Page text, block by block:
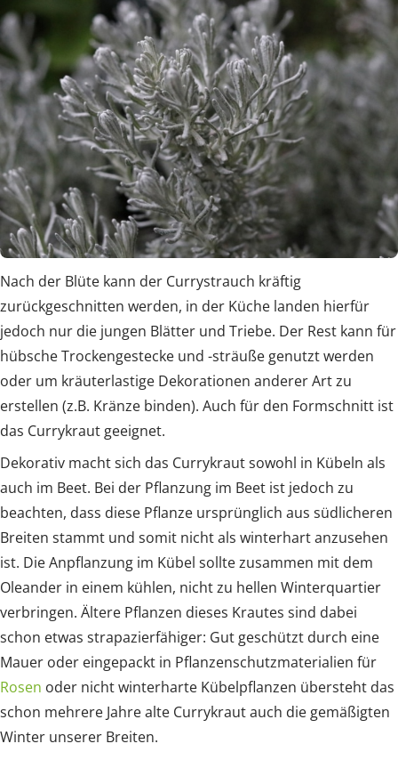
Nach der Blüte kann der Currystrauch kräftig
zurückgeschnitten werden, in der Küche landen hierfür
jedoch nur die jungen Blätter und Triebe. Der Rest kann für
hübsche Trockengestecke und -sträuße genutzt werden
oder um kräuterlastige Dekorationen anderer Art zu
erstellen (z.B. Kränze binden). Auch für den Formschnitt ist
das Currykraut geeignet.
Dekorativ macht sich das Currykraut sowohl in Kübeln als
auch im Beet. Bei der Pflanzung im Beet ist jedoch zu
beachten, dass diese Pflanze ursprünglich aus südlicheren
Breiten stammt und somit nicht als winterhart anzusehen
ist. Die Anpflanzung im Kübel sollte zusammen mit dem
Oleander in einem kühlen, nicht zu hellen Winterquartier
verbringen. Ältere Pflanzen dieses Krautes sind dabei
schon etwas strapazierfähiger: Gut geschützt durch eine
Mauer oder eingepackt in Pflanzenschutzmaterialien für
Rosen oder nicht winterharte Kübelpflanzen übersteht das
schon mehrere Jahre alte Currykraut auch die gemäßigten
Winter unserer Breiten.